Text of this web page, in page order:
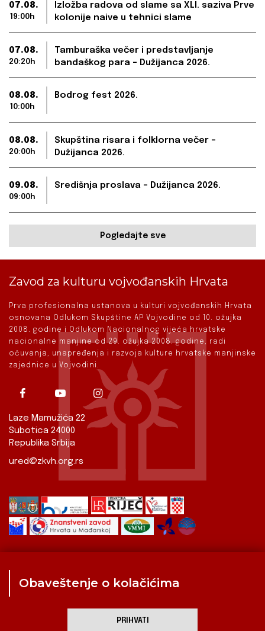
07.08.
19:00h
Izložba radova od slame sa XLI. saziva Prve
kolonije naive u tehnici slame
07.08.
20:20h
Tamburaška večer i predstavljanje
bandaškog para – Dužijanca 2026.
08.08.
10:00h
Bodrog fest 2026.
08.08.
20:00h
Skupština risara i folklorna večer –
Dužijanca 2026.
09.08.
09:00h
Središnja proslava – Dužijanca 2026.
Pogledajte sve
Zavod za kulturu vojvođanskih Hrvata
Prva profesionalna ustanova u kulturi vojvođanskih Hrvata
osnovana Odlukom Skupštine AP Vojvodine od 10. ožujka
2008. godine i Odlukom Nacionalnog vijeća hrvatske
nacionalne manjine od 29. ožujka 2008. godine, radi
očuvanja, unapređenja i razvoja kulture hrvatske manjinske
zajednice u Vojvodini.
Laze Mamužića 22
Subotica 24000
Republika Srbija
ured@zkvh.org.rs
Kulturna scena
Obaveštenje o kolačićima
PRIHVATI